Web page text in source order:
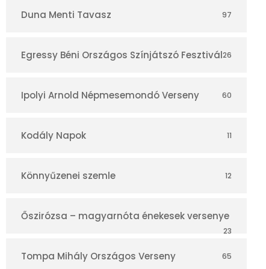
r
Duna Menti Tavasz 97
Egressy Béni Országos Színjátszó Fesztivál26
Ipolyi Arnold Népmesemondó Verseny 60
Kodály Napok 11
Könnyűzenei szemle 12
Őszirózsa – magyarnóta énekesek versenye
23
Tompa Mihály Országos Verseny 65